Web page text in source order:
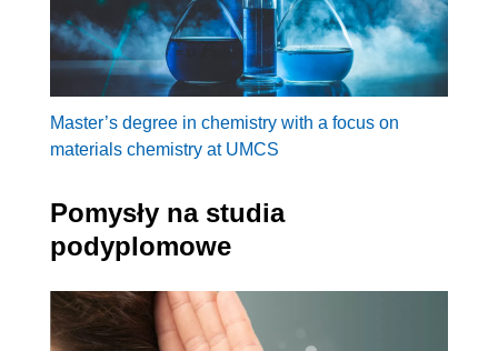
Master’s degree in chemistry with a focus on
materials chemistry at UMCS
Pomysły na studia
podyplomowe